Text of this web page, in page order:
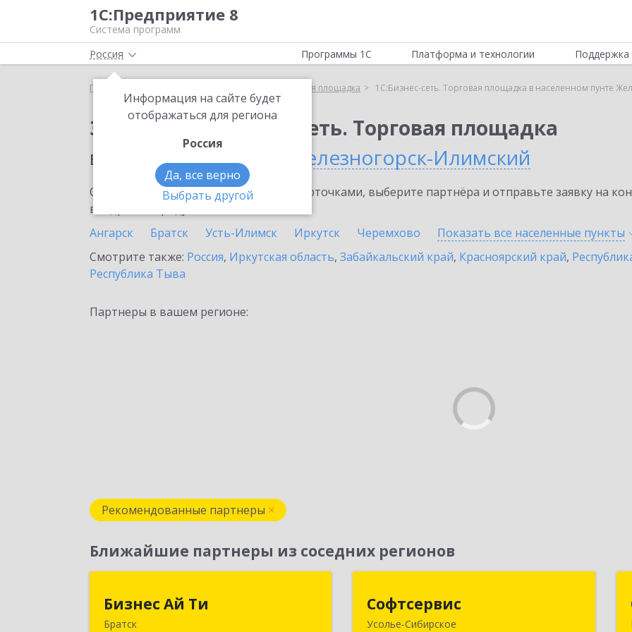
1С:Предприятие 8
Система программ
Россия
Информация на сайте будет
отображаться для региона
Россия
Да, все верно
Выбрать другой
Программы 1С Платформа и технологии Поддержка
Главная 1С:Бизнес-сеть. Торговая площадка 1С:Бизнес-сеть. Торговая площадка в населенном пунте
Заказать 1С:Бизнес-сеть. Торговая площадка
в населенном пунте
Железногорск-Илимский
Ознакомьтесь с информационными карточками, выберите партнёра и отправьте заявку на
внедрение продукта.
Ангарск
Братск Усть-Илимск Иркутск Черемхово Показать все населенные пункты
Смотрите также: Россия, Иркутская область, Забайкальский край, Красноярский край,
Республика Тыва
Партнеры в вашем регионе:
Рекомендованные партнеры
Ближайшие партнеры из соседних регионов
Бизнес Ай Ти
Братск
Софтсервис
Усолье-Сибирское
665451, Иркутская обл, Усолье-